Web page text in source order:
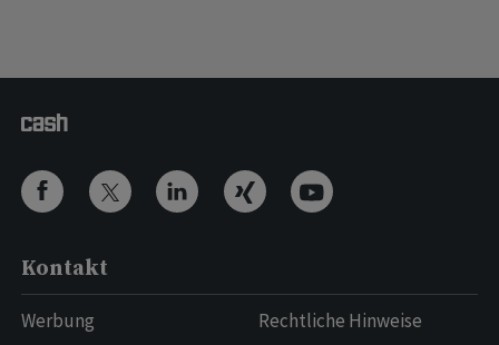
Kontakt
Werbung
Rechtliche Hinweise